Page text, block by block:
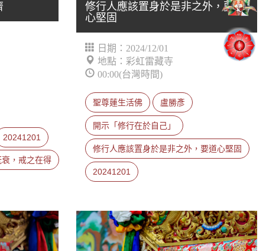
，戒之在得
20241201
修行人應該置身於是非之外，要道
心堅固
日期：2024/12/01
地點：彩虹雷藏寺
00:00(台灣時間)
聖尊蓮生活佛 盧勝彥
開示「修行在於自己」
修行人應該置身於是非之外，要道心堅固
20241201